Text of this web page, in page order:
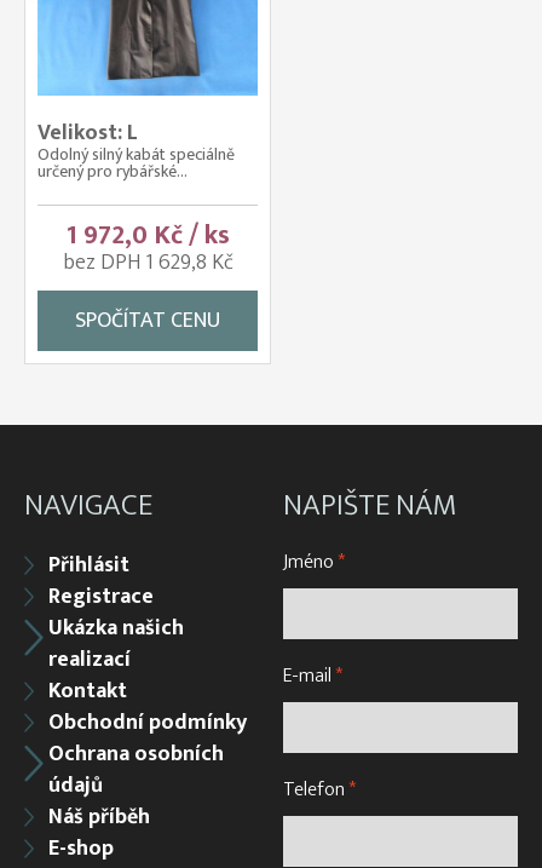
Velikost: L
Odolný silný kabát speciálně
určený pro rybářské...
1 972,0 Kč / ks
bez DPH 1 629,8 Kč
SPOČÍTAT CENU
NAVIGACE
Přihlásit
Registrace
Ukázka našich
realizací
Kontakt
Obchodní podmínky
Ochrana osobních
údajů
Náš příběh
E-shop
NAPIŠTE NÁM
Jméno*
E-mail*
Telefon*